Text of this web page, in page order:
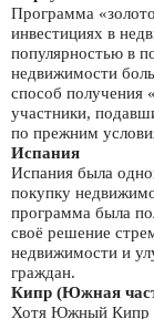
Программа
инвестициях в
популярностью в
недвижимости
способ получения
участники,
по прежним
Испания
Испания была
покупку
программа была
своё решение
недвижимости и
граждан.
Кипр (Южная
Хотя Южный Кипр